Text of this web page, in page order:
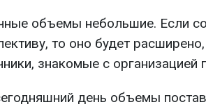
объемы небольшие. Если
то оно будет
знакомые с организацией
день объемы